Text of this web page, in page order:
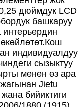
дюймдук LCD
башкаруу
индивидуалдуу
сызыктуу
менен өз ара
Jietu
бийиктиги